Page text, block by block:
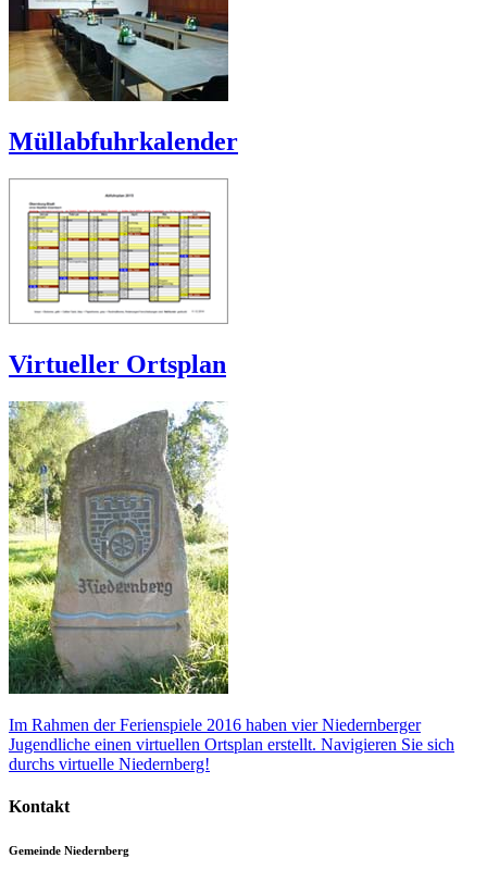
Müllabfuhrkalender
Virtueller Ortsplan
Im Rahmen der Ferienspiele 2016 haben vier Niedernberger
Jugendliche einen virtuellen Ortsplan erstellt. Navigieren Sie sich
durchs virtuelle Niedernberg!
Kontakt
Gemeinde Niedernberg